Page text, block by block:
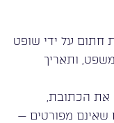
חתום על ידי שופט
ותאריך
את הכתובת,
שאינם מפורטים —